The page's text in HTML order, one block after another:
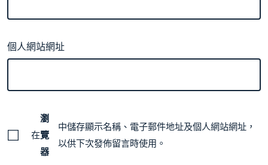
個人網站網址
在
瀏
覽
器
中儲存顯示名稱、電子郵件地址及個人網站網址，
以供下次發佈留言時使用。